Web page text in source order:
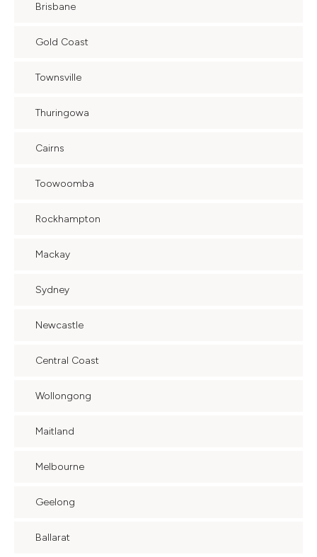
Brisbane
Gold Coast
Townsville
Thuringowa
Cairns
Toowoomba
Rockhampton
Mackay
Sydney
Newcastle
Central Coast
Wollongong
Maitland
Melbourne
Geelong
Ballarat